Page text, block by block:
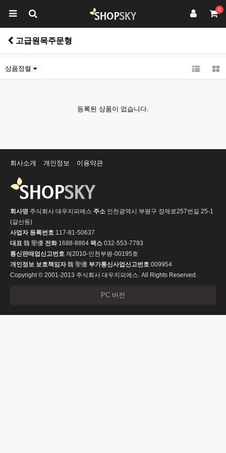
0
고급원목주문형
상품정렬
등록된 상품이 없습니다.
회사소개 개인정보 이용약관
회사명 주식회사 대우지피에스 주소 인천광역시 부평구 장제로257번길 25-1
(갈산동)
사업자 등록번호 117-81-50637
대표 魏 聖優 전화1688-8864 팩스 032-553-7793
통신판매업신고번호 제2010-인천부평-00195호
개인정보 보호책임자魏 聖優 부가통신사업신고번호 009954
Copyright © 2001-2013 주식회사 대우지피에스. All Rights Reserved.
PC 버전